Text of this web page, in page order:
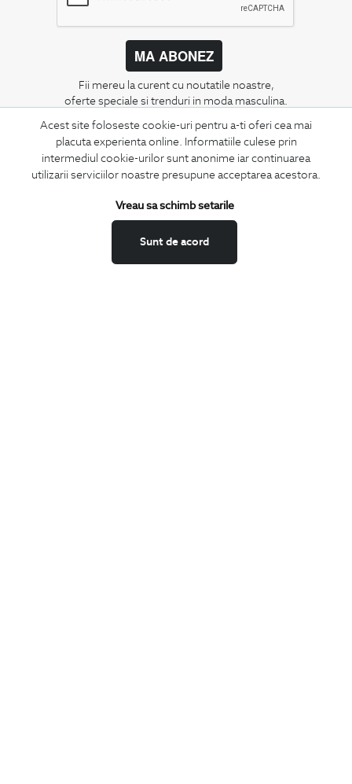
Acest site foloseste cookie-uri pentru a-ti oferi cea mai
placuta experienta online. Informatiile culese prin
intermediul cookie-urilor sunt anonime iar continuarea
utilizarii serviciilor noastre presupune acceptarea acestora.
Sunt de acord
Vreau sa schimb setarile
MA ABONEZ
Fii mereu la curent cu noutatile noastre,
oferte speciale si trenduri in moda masculina.
CONCIERGE
Termeni si conditii
Schimburi si retur
Securitatea datelor
Feedback site
ANPC
SOL